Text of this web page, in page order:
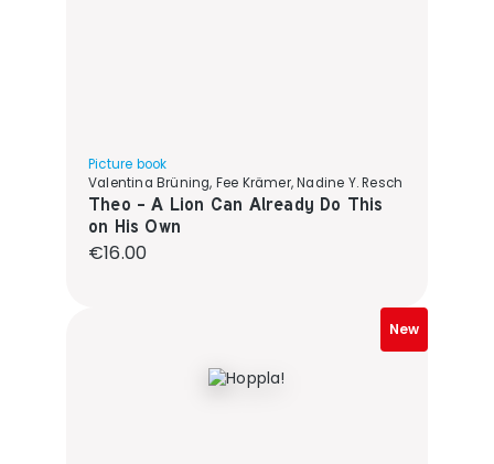
Picture book
Valentina Brüning, Fee Krämer, Nadine Y. Resch
Theo - A Lion Can Already Do This
on His Own
Regular price:
€16.00
New